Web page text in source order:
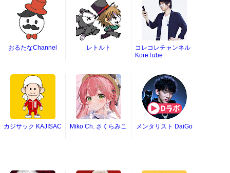
おるたなChannel レトルト
コレコレチャンネル
KoreTube
カジサック KAJISAC Miko Ch. さくらみこ メンタリスト DaiGo